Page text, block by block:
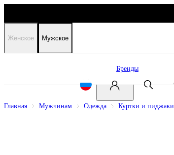
Женское Мужское
Бренды
Главная Мужчинам Одежда Куртки и пиджаки